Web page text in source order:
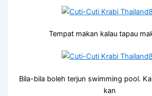
Tempat makan kalau tapau
Bila-bila boleh terjun swimming pool.
kan